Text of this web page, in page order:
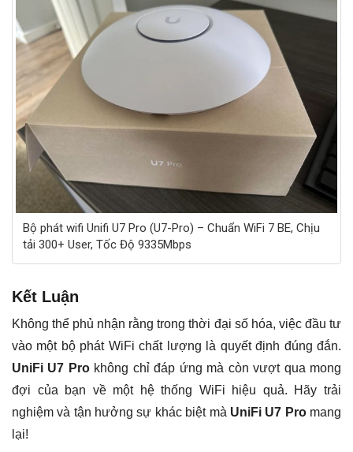
Bộ phát wifi Unifi U7 Pro (U7-Pro) – Chuẩn WiFi 7 BE, Chịu
tải 300+ User, Tốc Độ 9335Mbps
Kết Luận
Không thể phủ nhận rằng trong thời đại số hóa, việc đầu tư
vào một bộ phát WiFi chất lượng là quyết định đúng đắn.
UniFi U7 Prokhông chỉ đáp ứng mà còn vượt qua mong
đợi của bạn về một hệ thống WiFi hiệu quả. Hãy trải
nghiệm và tận hưởng sự khác biệt mà UniFi U7 Promang
lại!